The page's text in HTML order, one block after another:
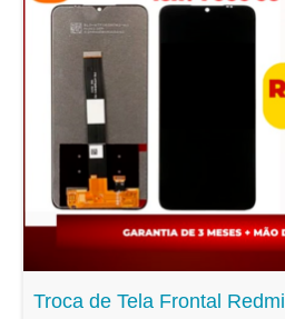
Troca de Tela Frontal